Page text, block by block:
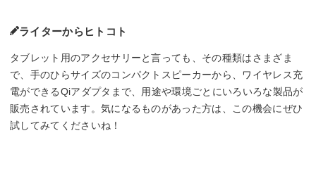
ライターからヒトコト
タブレット用のアクセサリーと言っても、その種類はさまざま
で、手のひらサイズのコンパクトスピーカーから、ワイヤレス充
電ができるQiアダプタまで、用途や環境ごとにいろいろな製品が
販売されています。気になるものがあった方は、この機会にぜひ
試してみてくださいね！